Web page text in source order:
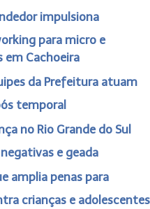
impulsiona
para micro e
em Cachoeira
da Prefeitura atuam
temporal
no Rio Grande do Sul
e geada
amplia penas para
crianças e adolescentes